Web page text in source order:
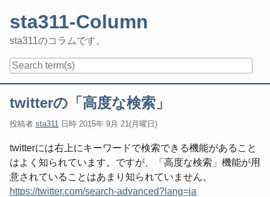
content
sta311-Column
sta311のコラムです。
twitterの「高度な検索」
投稿者 sta311 日時 2015年 9月 21(月曜日)
twitterには右上にキーワードで検索できる機能があること
はよく知られています。ですが、「高度な検索」機能が用
意されていることはあまり知られていません。
https://twitter.com/search-advanced?lang=ja